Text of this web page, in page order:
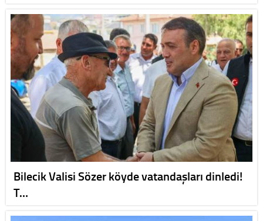
Bilecik Valisi Sözer köyde vatandaşları dinledi!
T…